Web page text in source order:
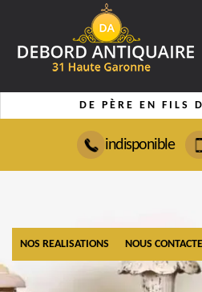
DE PÈRE EN FILS
indisponible
NOS REALISATIONS NOUS